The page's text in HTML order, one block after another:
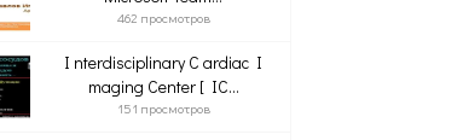
462 просмотров
I nterdisciplinary C ardiac I
maging Center [ IC...
151 просмотров